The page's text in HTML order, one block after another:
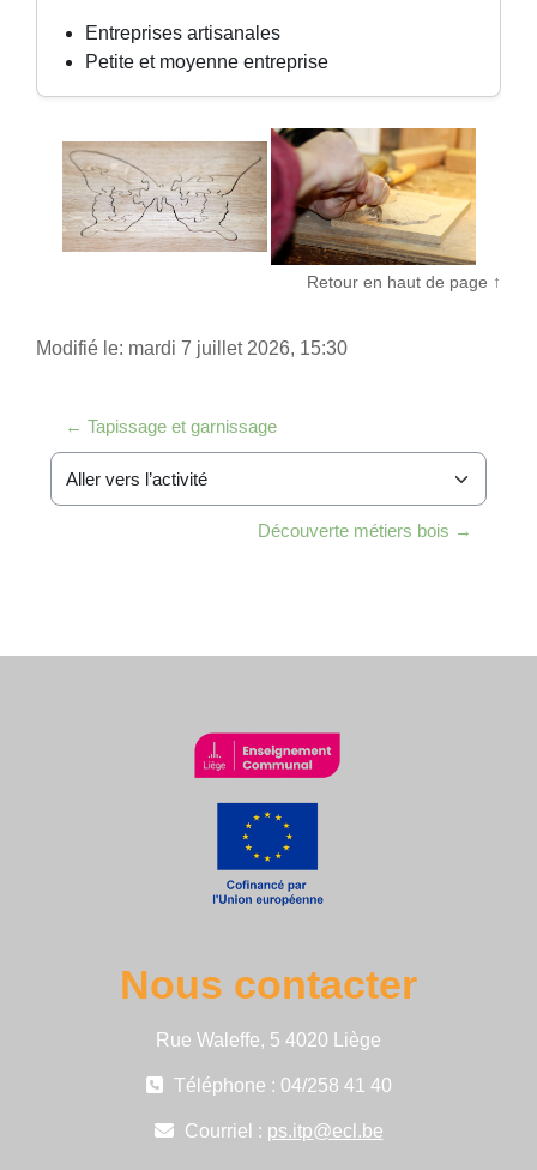
Entreprises artisanales
Petite et moyenne entreprise
Retour en haut de page ↑
Modifié le: mardi 7 juillet 2026, 15:30
← Tapissage et garnissage
Aller vers l’activité
Découverte métiers bois →
Nous contacter
Rue Waleffe, 5 4020 Liège
Téléphone : 04/258 41 40
Courriel : ps.itp@ecl.be